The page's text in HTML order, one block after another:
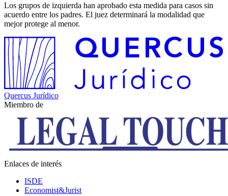
Los grupos de izquierda han aprobado esta medida para casos sin
acuerdo entre los padres. El juez determinará la modalidad que
mejor protege al menor.
Quercus Jurídico
Miembro de
Enlaces de interés
ISDE
Economist&Jurist